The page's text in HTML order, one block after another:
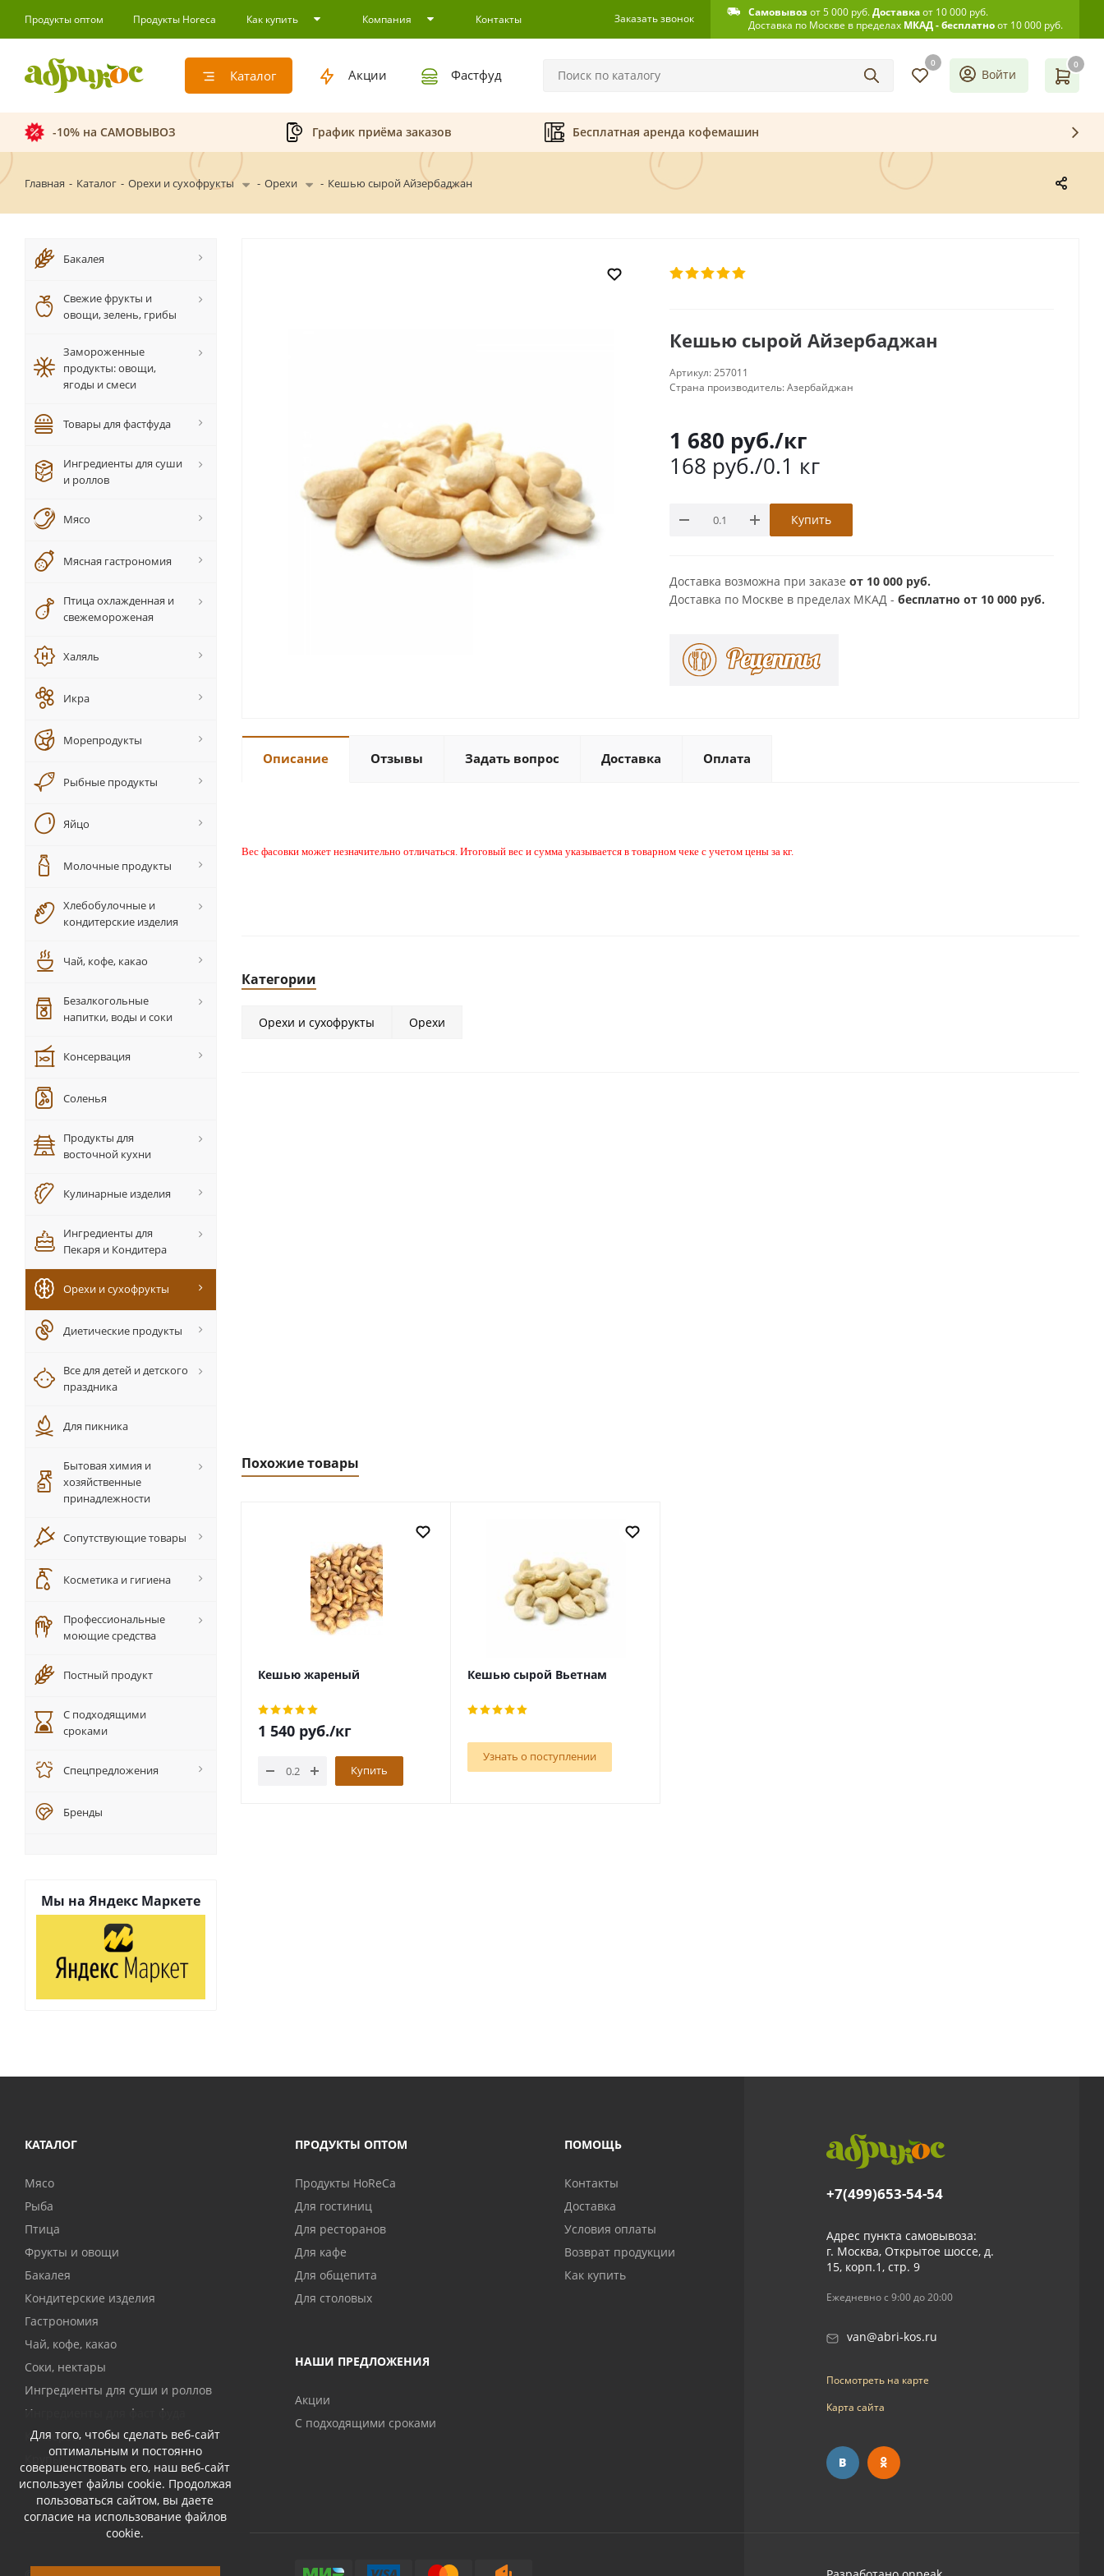
Для того, чтобы сделать веб-сайт
оптимальным и постоянно
совершенствовать его, наш веб-сайт
использует файлы cookie. Продолжая
пользоваться сайтом, вы даете
согласие на использование файлов
cookie.
Продукты оптом Продукты Horeca Как купить Компания Контакты Заказать звонок Самовывозот 5 000 руб.Доставкаот 10 000 руб.
Доставка по Москве в пределах МКАД - бесплатноот 10 000 руб.
Каталог Акции Фастфуд
0 0
Войти
-10% на САМОВЫВОЗ График приёма заказов Бесплатная аренда кофемашин
Главная - Каталог - Орехи и сухофрукты - Орехи - Кешью сырой Айзербаджан
Кешью сырой Айзербаджан
Артикул:257011
Страна производитель:Азербайджан
1 680 руб./кг
168 руб./0.1 кг
Купить
Доставка возможна при заказе от 10 000 руб.
Доставка по Москве в пределах МКАД - бесплатно от 10 000 руб.
Описание Отзывы Задать вопрос Доставка Оплата
Вес фасовки может незначительно отличаться. Итоговый вес и сумма указывается в товарном чеке с учетом цены за кг.
Категории
Орехи и сухофрукты Орехи
Похожие товары
Кешью жареный
1 540 руб./кг
Купить
Кешью сырой Вьетнам
Узнать о поступлении
Бакалея
Свежие фрукты и
овощи, зелень, грибы
Замороженные
продукты: овощи,
ягоды и смеси
Товары для фастфуда
Ингредиенты для суши
и роллов
Мясо
Мясная гастрономия
Птица охлажденная и
свежемороженая
Халяль
Икра
Морепродукты
Рыбные продукты
Яйцо
Молочные продукты
Хлебобулочные и
кондитерские изделия
Чай, кофе, какао
Безалкогольные
напитки, воды и соки
Консервация
Соленья
Продукты для
восточной кухни
Кулинарные изделия
Ингредиенты для
Пекаря и Кондитера
Орехи и сухофрукты
Диетические продукты
Все для детей и детского
праздника
Для пикника
Бытовая химия и
хозяйственные
принадлежности
Сопутствующие товары
Косметика и гигиена
Профессиональные
моющие средства
Постный продукт
С подходящими
сроками
Спецпредложения
Бренды
Мы на Яндекс Маркете
КАТАЛОГ
Мясо
Рыба
Птица
Фрукты и овощи
Бакалея
Кондитерские изделия
Гастрономия
Чай, кофе, какао
Соки, нектары
Ингредиенты для суши и роллов
Ингредиенты для фаст фуда
Консервы
Крупы
ПРОДУКТЫ ОПТОМ
Продукты HoReCa
Для гостиниц
Для ресторанов
Для кафе
Для общепита
Для столовых
НАШИ ПРЕДЛОЖЕНИЯ
Акции
С подходящими сроками
ПОМОЩЬ
Контакты
Доставка
Условия оплаты
Возврат продукции
Как купить
+7(499)653-54-54
Адрес пункта самовывоза:
г. Москва, Открытое шоссе, д.
15, корп.1, стр. 9
Ежедневно с 9:00 до 20:00
van@abri-kos.ru
Посмотреть на карте
Карта сайта